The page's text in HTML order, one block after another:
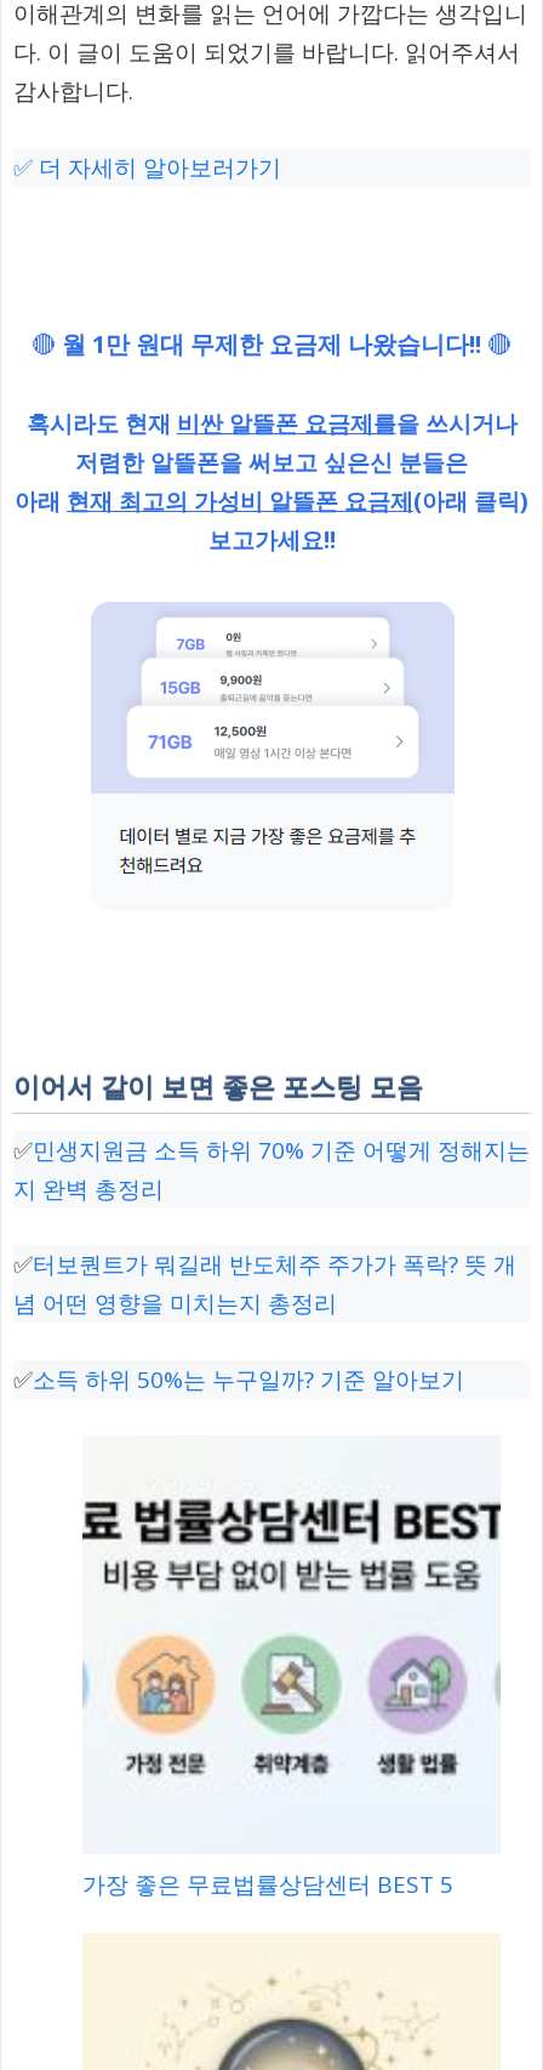
이해관계의 변화를 읽는 언어에 가깝다는 생각입니
다. 이 글이 도움이 되었기를 바랍니다. 읽어주셔서
감사합니다.
✅ 더 자세히 알아보러가기
🔴 월 1만 원대 무제한 요금제 나왔습니다!! 🔴
혹시라도 현재 비싼 알뜰폰 요금제를을 쓰시거나
저렴한 알뜰폰을 써보고 싶은신 분들은
아래 현재 최고의 가성비 알뜰폰 요금제(아래 클릭)
보고가세요!!
이어서 같이 보면 좋은 포스팅 모음
✅민생지원금 소득 하위 70% 기준 어떻게 정해지는
지 완벽 총정리
✅터보퀀트가 뭐길래 반도체주 주가가 폭락? 뜻 개
념 어떤 영향을 미치는지 총정리
✅소득 하위 50%는 누구일까? 기준 알아보기
가장 좋은 무료법률상담센터 BEST 5